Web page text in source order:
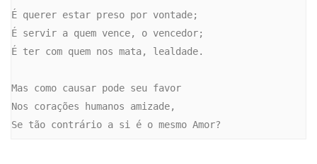
É querer estar preso por vontade;
É servir a quem vence, o vencedor;
É ter com quem nos mata, lealdade.
Mas como causar pode seu favor
Nos corações humanos amizade,
Se tão contrário a si é o mesmo Amor?